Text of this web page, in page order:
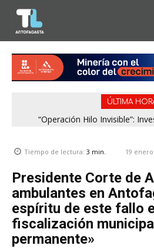
ÚLTIMA
“Operación Hilo Invisible”:
Tiempo de lectura: 3 min. 19 enero
Presidente Corte de
ambulantes en
espíritu de este fallo
fiscalización
permanente»